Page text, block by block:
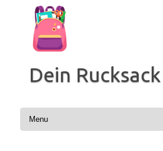
springen
Dein